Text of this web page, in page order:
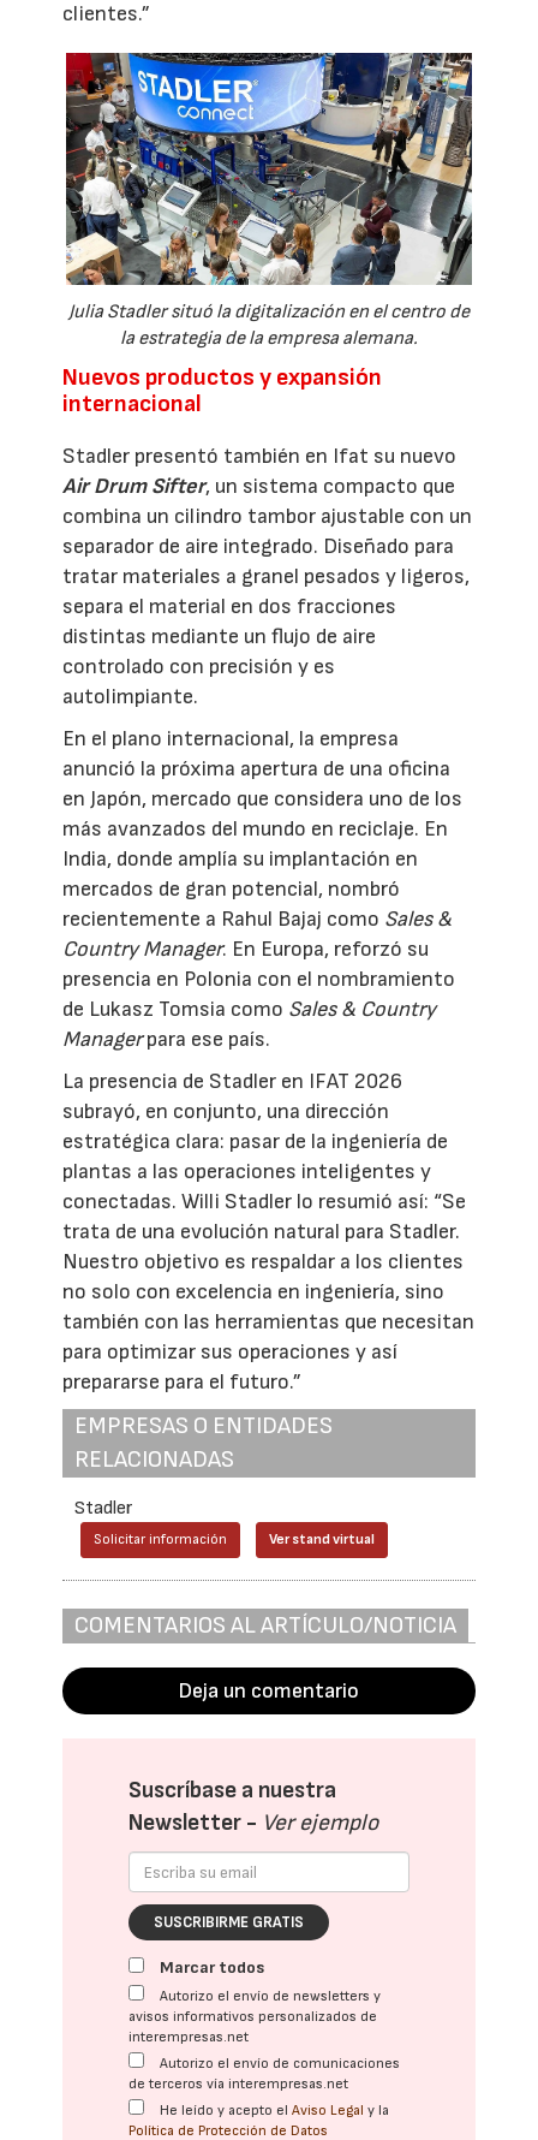
clientes.”
Julia Stadler situó la digitalización en el centro de
la estrategia de la empresa alemana.
Nuevos productos y expansión
internacional
Stadler presentó también en Ifat su nuevo
Air Drum Sifter, un sistema compacto que
combina un cilindro tambor ajustable con un
separador de aire integrado. Diseñado para
tratar materiales a granel pesados y ligeros,
separa el material en dos fracciones
distintas mediante un flujo de aire
controlado con precisión y es
autolimpiante.
En el plano internacional, la empresa
anunció la próxima apertura de una oficina
en Japón, mercado que considera uno de los
más avanzados del mundo en reciclaje. En
India, donde amplía su implantación en
mercados de gran potencial, nombró
recientemente a Rahul Bajaj como Sales &
Country Manager. En Europa, reforzó su
presencia en Polonia con el nombramiento
de Lukasz Tomsia como Sales & Country
Managerpara ese país.
La presencia de Stadler en IFAT 2026
subrayó, en conjunto, una dirección
estratégica clara: pasar de la ingeniería de
plantas a las operaciones inteligentes y
conectadas. Willi Stadler lo resumió así: “Se
trata de una evolución natural para Stadler.
Nuestro objetivo es respaldar a los clientes
no solo con excelencia en ingeniería, sino
también con las herramientas que necesitan
para optimizar sus operaciones y así
prepararse para el futuro.”
EMPRESAS O ENTIDADES
RELACIONADAS
Stadler
Solicitar información Ver stand virtual
COMENTARIOS AL ARTÍCULO/NOTICIA
Deja un comentario
Suscríbase a nuestra
Newsletter - Ver ejemplo
SUSCRIBIRME GRATIS
Marcar todos
Autorizo el envío de newsletters y
avisos informativos personalizados de
interempresas.net
Autorizo el envío de comunicaciones
de terceros vía interempresas.net
He leído y acepto elAviso Legal y la
Política de Protección de Datos